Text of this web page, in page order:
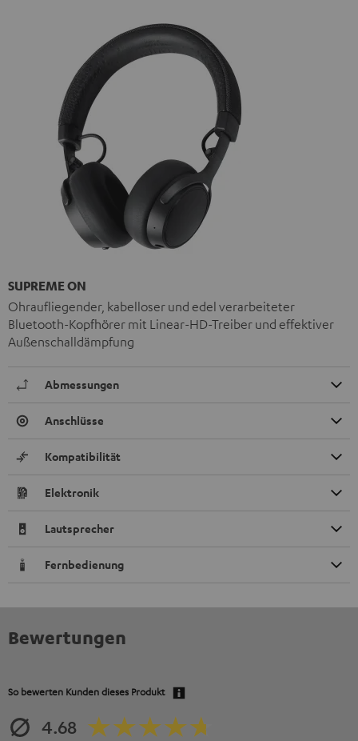
SUPREME ON
Ohraufliegender, kabelloser und edel verarbeiteter
Bluetooth-Kopfhörer mit Linear-HD-Treiber und effektiver
Außenschalldämpfung
Abmessungen
Anschlüsse
Kompatibilität
Elektronik
Lautsprecher
Fernbedienung
Bewertungen
So bewerten Kunden dieses Produkt
4.68